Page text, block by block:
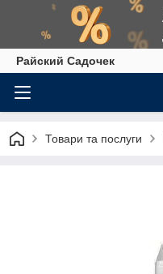
Райский Садочек
Товари та послуги